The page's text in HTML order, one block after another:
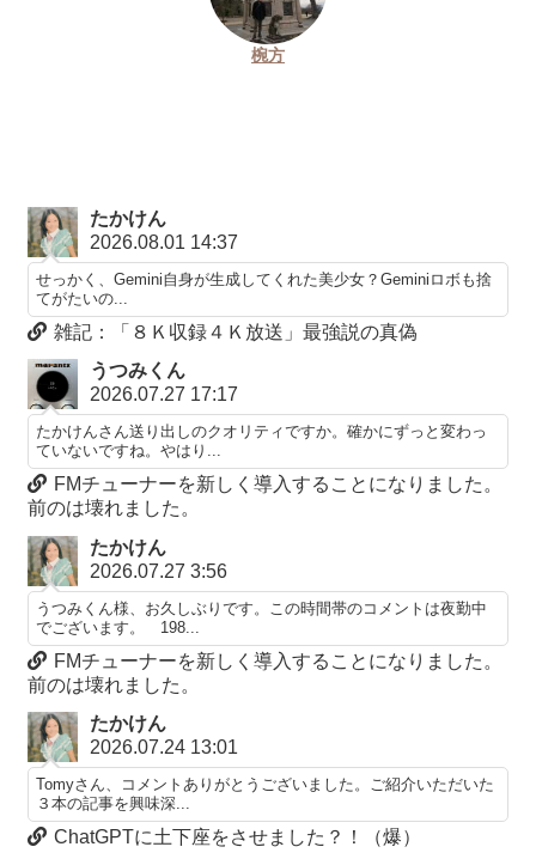
椀方
たかけん
2026.08.01 14:37
せっかく、Gemini自身が生成してくれた美少女？Geminiロボも捨
てがたいの...
雑記：「８Ｋ収録４Ｋ放送」最強説の真偽
うつみくん
2026.07.27 17:17
たかけんさん送り出しのクオリティですか。確かにずっと変わっ
ていないですね。やはり...
FMチューナーを新しく導入することになりました。
前のは壊れました。
たかけん
2026.07.27 3:56
うつみくん様、お久しぶりです。この時間帯のコメントは夜勤中
でございます。 198...
FMチューナーを新しく導入することになりました。
前のは壊れました。
たかけん
2026.07.24 13:01
Tomyさん、コメントありがとうございました。ご紹介いただいた
３本の記事を興味深...
ChatGPTに土下座をさせました？！（爆）